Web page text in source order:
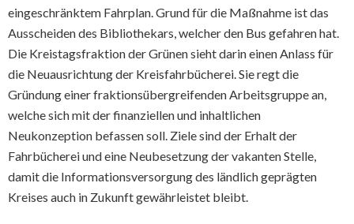
eingeschränktem Fahrplan. Grund für die Maßnahme ist das
Ausscheiden des Bibliothekars, welcher den Bus gefahren hat.
Die Kreistagsfraktion der Grünen sieht darin einen Anlass für
die Neuausrichtung der Kreisfahrbücherei. Sie regt die
Gründung einer fraktionsübergreifenden Arbeitsgruppe an,
welche sich mit der finanziellen und inhaltlichen
Neukonzeption befassen soll. Ziele sind der Erhalt der
Fahrbücherei und eine Neubesetzung der vakanten Stelle,
damit die Informationsversorgung des ländlich geprägten
Kreises auch in Zukunft gewährleistet bleibt.